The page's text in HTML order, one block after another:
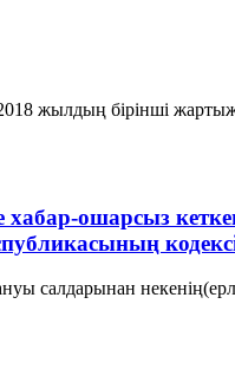
жылдың бірінші
ошарсыз
салдарынан